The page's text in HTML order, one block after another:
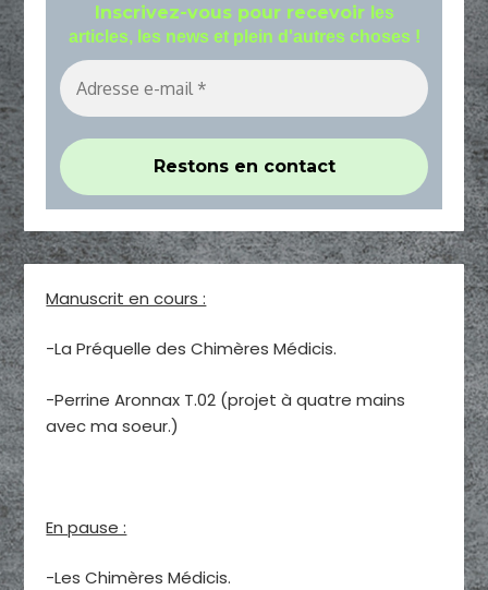
Inscrivez-vous pour recevoir les
articles, les news et plein d'autres choses !
Manuscrit en cours :
-La Préquelle des Chimères Médicis.
-Perrine Aronnax T.02 (projet à quatre mains
avec ma soeur.)
En pause :
-Les Chimères Médicis.